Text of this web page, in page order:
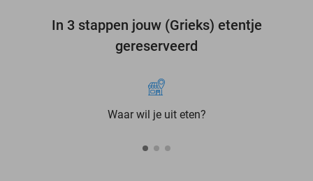
In 3 stappen jouw (Grieks) etentje
gereserveerd
Waar wil je uit eten?